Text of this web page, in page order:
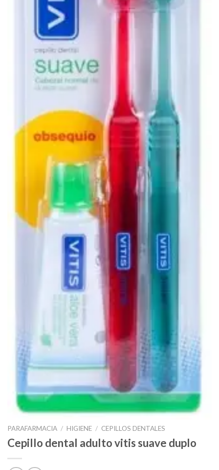
PARAFARMACIA / HIGIENE / CEPILLOS DENTALES
Cepillo dental adulto vitis suave duplo